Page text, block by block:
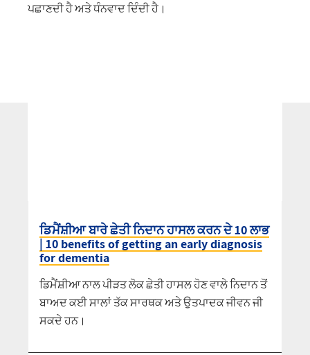
ਪਛਾਣਦੀ ਹੈ ਅਤੇ ਧੰਨਵਾਦ ਦਿੰਦੀ ਹੈ।
ਡਿਮੈਂਸ਼ੀਆ ਬਾਰੇ ਛੇਤੀ ਨਿਦਾਨ ਹਾਸਲ ਕਰਨ ਦੇ 10 ਲਾਭ
| 10 benefits of getting an early diagnosis
for dementia
ਡਿਮੈਂਸ਼ੀਆ ਨਾਲ ਪੀੜਤ ਲੋਕ ਛੇਤੀ ਹਾਸਲ ਹੋਣ ਵਾਲੇ ਨਿਦਾਨ ਤੋਂ
ਬਾਅਦ ਕਈ ਸਾਲਾਂ ਤੱਕ ਸਾਰਥਕ ਅਤੇ ਉਤਪਾਦਕ ਜੀਵਨ ਜੀ
ਸਕਦੇ ਹਨ।